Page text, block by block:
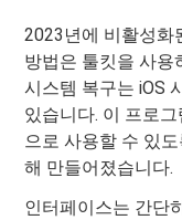
2023년에 비활성화
방법은 툴킷을 사용
시스템 복구는 iOS
있습니다. 이 프로
으로 사용할 수 있
해 만들어졌습니다.
인터페이스는 간단